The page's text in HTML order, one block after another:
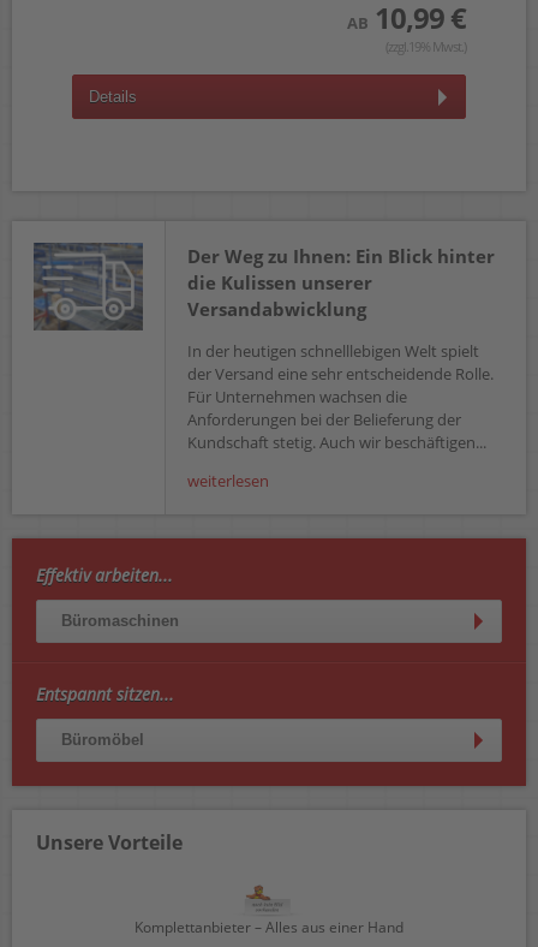
AB 10,99 €
(zzgl.19% Mwst.)
Details
Der Weg zu Ihnen: Ein Blick hinter
die Kulissen unserer
Versandabwicklung
In der heutigen schnelllebigen Welt spielt
der Versand eine sehr entscheidende Rolle.
Für Unternehmen wachsen die
Anforderungen bei der Belieferung der
Kundschaft stetig. Auch wir beschäftigen...
weiterlesen
Effektiv arbeiten...
Büromaschinen
Entspannt sitzen...
Büromöbel
Unsere Vorteile
Komplettanbieter – Alles aus einer Hand